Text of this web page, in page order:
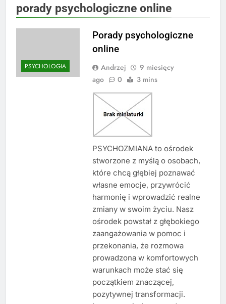
porady psychologiczne online
PSYCHOLOGIA
Porady psychologiczne
online
Andrzej
9 miesięcy
ago
0 3 mins
PSYCHOZMIANA to ośrodek
stworzone z myślą o osobach,
które chcą głębiej poznawać
własne emocje, przywrócić
harmonię i wprowadzić realne
zmiany w swoim życiu. Nasz
ośrodek powstał z głębokiego
zaangażowania w pomoc i
przekonania, że rozmowa
prowadzona w komfortowych
warunkach może stać się
początkiem znaczącej,
pozytywnej transformacji.